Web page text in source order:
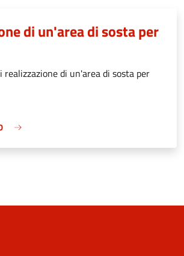
di un'area di sosta per
realizzazione di un'area di sosta per